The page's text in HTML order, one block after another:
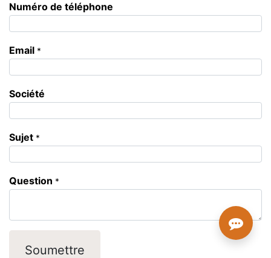
Numéro de téléphone
Email *
Société
Sujet *
Question *
Soumettre